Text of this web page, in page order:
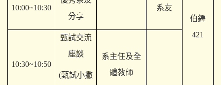
伯鐸
421
10:00~10:30
分享
系友
10:30~10:50
甄試交流
座談
(甄試小撇
系主任及全
體教師